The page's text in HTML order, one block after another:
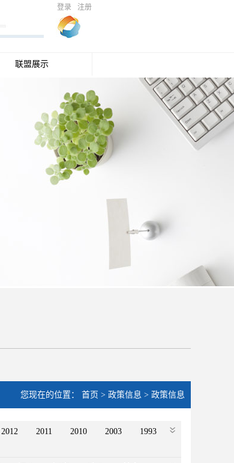
登录 注册
联盟展示
您现在的位置： 首页 > 政策信息 > 政策信息
2012 2011 2010 2003
1993